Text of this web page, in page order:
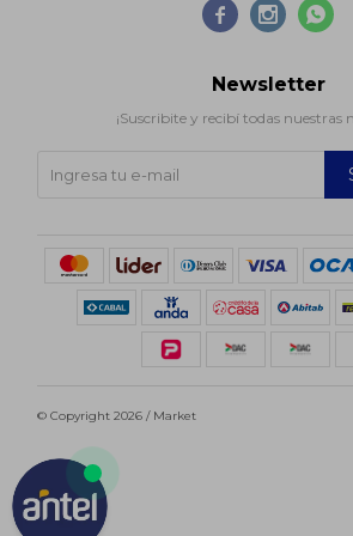
  
Newsletter
¡Suscribite y recibí todas nuestras
© Copyright 2026 / Market